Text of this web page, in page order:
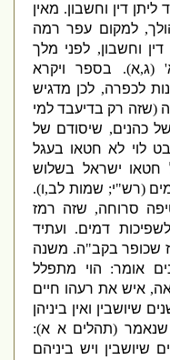
דין וחשבון.מאין
,למקום עפר רמה
וחשבון,לפני מלך
,א).בספר ויקרא
לכפרה,לכן מדגיש
(שזה רק בדיעבד למי
כהנים,שיסודם של
לא חטאו בעגל
ישראל בשלוש
(רש"י;שמות לב,ו).
סרוחה,שזה רמז
דמים.ועתיד
בקב"ה.משנה
אומר: הוי מתפלל
,איש את רעהו חיים
שיושבין ואין ביניהן
(תהלים א א ):
ויש ביניהם